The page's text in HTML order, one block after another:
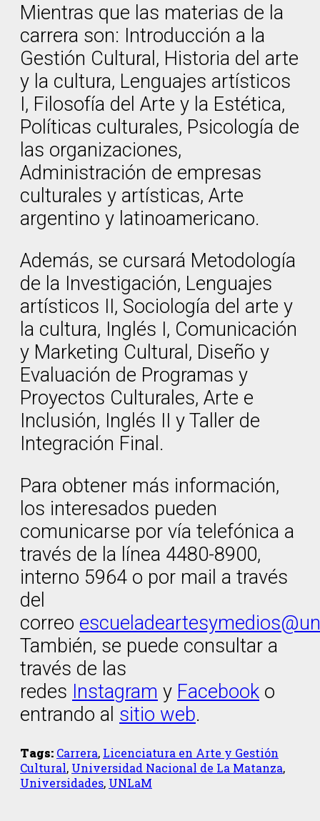
Mientras que las materias de la
carrera son: Introducción a la
Gestión Cultural, Historia del arte
y la cultura, Lenguajes artísticos
I, Filosofía del Arte y la Estética,
Políticas culturales, Psicología de
las organizaciones,
Administración de empresas
culturales y artísticas, Arte
argentino y latinoamericano.
Además, se cursará Metodología
de la Investigación, Lenguajes
artísticos II, Sociología del arte y
la cultura, Inglés I, Comunicación
y Marketing Cultural, Diseño y
Evaluación de Programas y
Proyectos Culturales, Arte e
Inclusión, Inglés II y Taller de
Integración Final.
Para obtener más información,
los interesados pueden
comunicarse por vía telefónica a
través de la línea 4480-8900,
interno 5964 o por mail a través
del
correo
También, se puede consultar a
través de las
redes Instagram y Facebook o
entrando al sitio web.
Tags: Carrera, Licenciatura en Arte y Gestión
Cultural, Universidad Nacional de La Matanza,
Universidades, UNLaM